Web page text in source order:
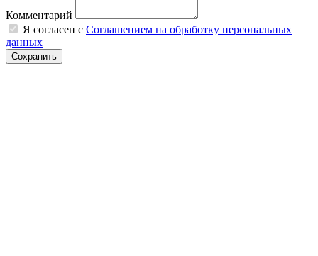
Комментарий
Я согласен с Соглашением на обработку персональных
данных